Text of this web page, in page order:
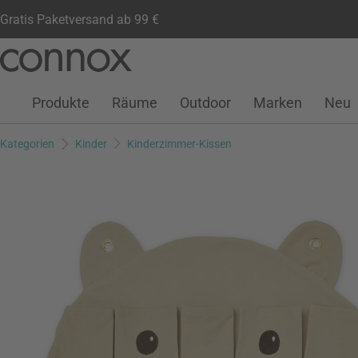
Gratis Paketversand ab 99 €
Seiteninhalt
Suchfeld
Kundenkonto
Wunschliste
Warenkorb
Produkte Räume Outdoor Marken Neu
Kategorien Kinder Kinderzimmer-Kissen